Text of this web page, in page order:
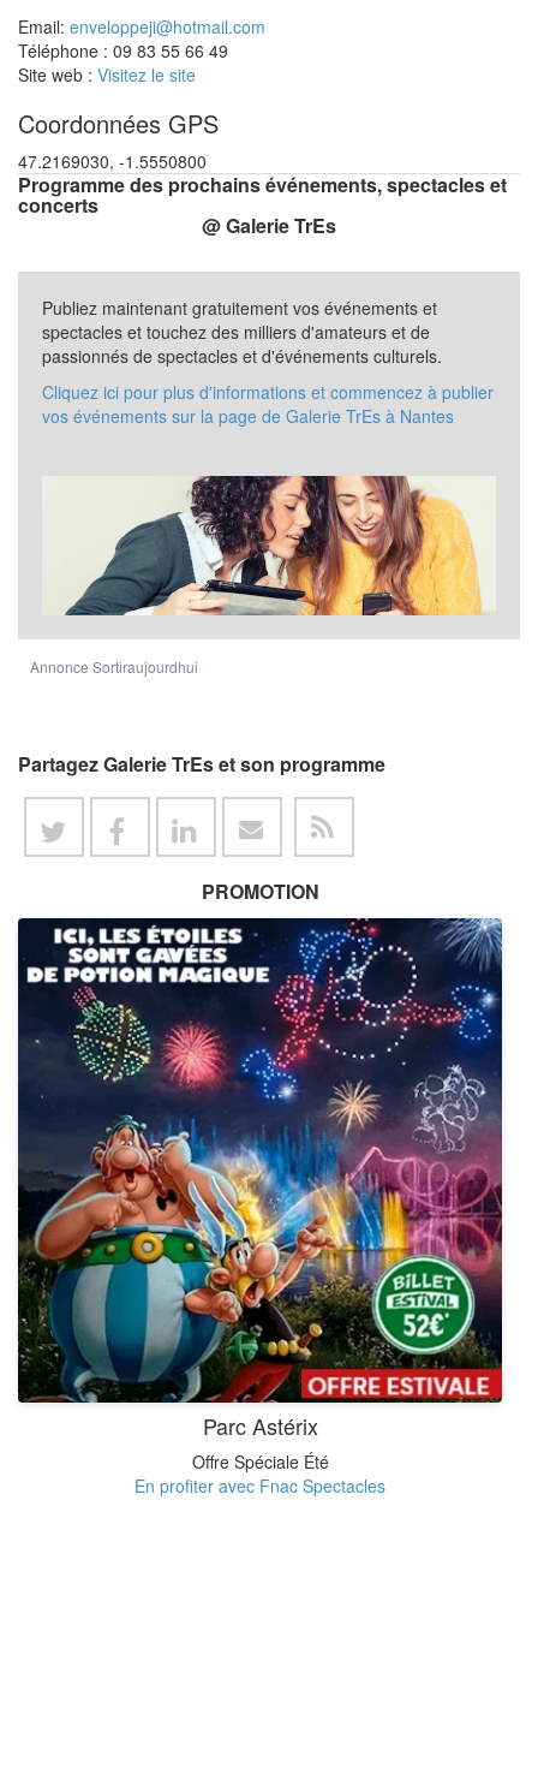
Email: enveloppeji@hotmail.com
Téléphone : 09 83 55 66 49
Site web : Visitez le site
Coordonnées GPS
47.2169030, -1.5550800
Programme des prochains événements, spectacles et
concerts
@ Galerie TrEs
Publiez maintenant gratuitement vos événements et
spectacles et touchez des milliers d'amateurs et de
passionnés de spectacles et d'événements culturels.
Cliquez ici pour plus d'informations et commencez à publier
vos événements sur la page de Galerie TrEs à Nantes
Annonce Sortiraujourdhui
Partagez Galerie TrEs et son programme
PROMOTION
Parc Astérix
Offre Spéciale Été
En profiter avec Fnac Spectacles